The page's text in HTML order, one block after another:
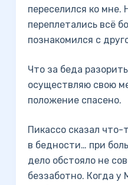
переселился ко
переплетались всё
познакомился с
Что за беда
осуществляю свою
положение спасено.
Пикассо сказал
в бедности… при
дело обстояло не
беззаботно. Когда